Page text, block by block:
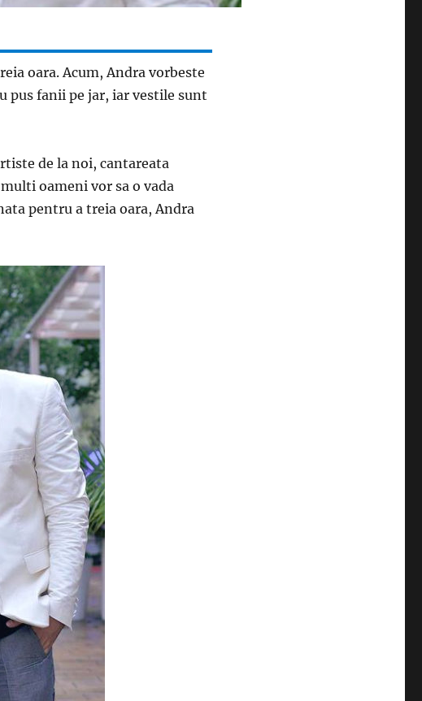
oara. Acum, Andra vorbeste
pus fanii pe jar, iar vestile sunt
de la noi, cantareata
oameni vor sa o vada
pentru a treia oara, Andra